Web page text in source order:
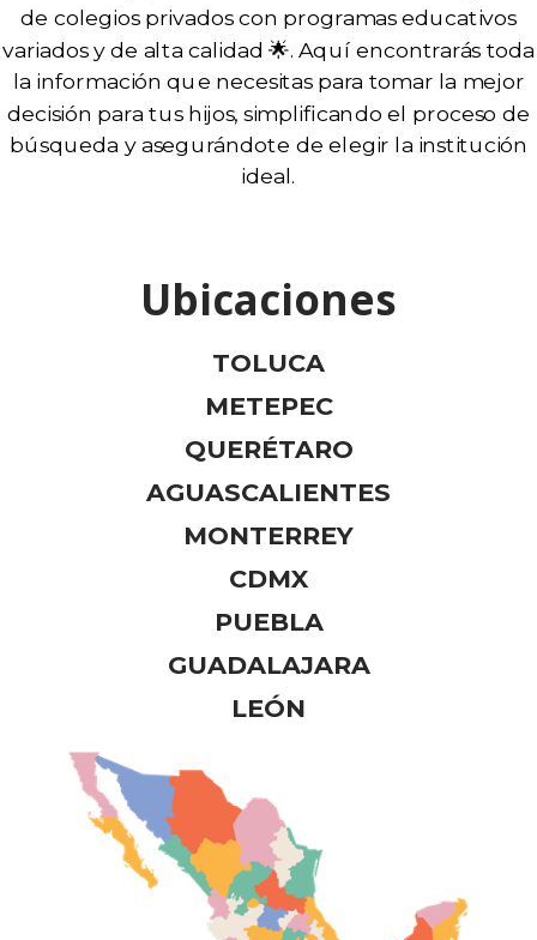
de colegios privados con programas educativos
variados y de alta calidad 🌟. Aquí encontrarás toda
la información que necesitas para tomar la mejor
decisión para tus hijos, simplificando el proceso de
búsqueda y asegurándote de elegir la institución
ideal.
Ubicaciones
TOLUCA
METEPEC
QUERÉTARO
AGUASCALIENTES
MONTERREY
CDMX
PUEBLA
GUADALAJARA
LEÓN